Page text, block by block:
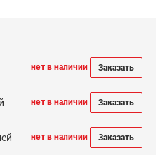
нет в наличии Заказать
нет в наличии Заказать
нет в наличии Заказать